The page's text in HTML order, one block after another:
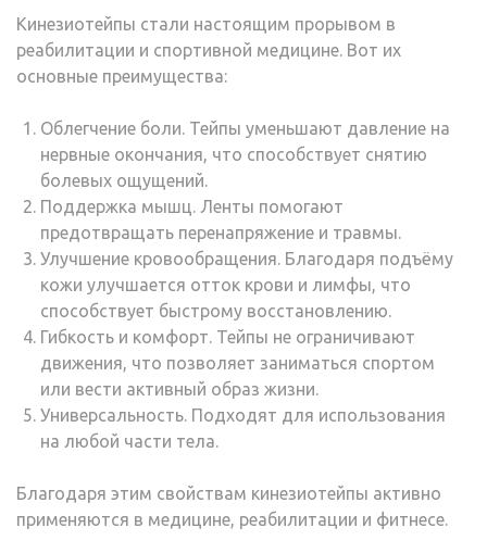
Кинезиотейпы стали настоящим прорывом в
реабилитации и спортивной медицине. Вот их
основные преимущества:
Облегчение боли. Тейпы уменьшают давление на
нервные окончания, что способствует снятию
болевых ощущений.
Поддержка мышц. Ленты помогают
предотвращать перенапряжение и травмы.
Улучшение кровообращения. Благодаря подъёму
кожи улучшается отток крови и лимфы, что
способствует быстрому восстановлению.
Гибкость и комфорт. Тейпы не ограничивают
движения, что позволяет заниматься спортом
или вести активный образ жизни.
Универсальность. Подходят для использования
на любой части тела.
Благодаря этим свойствам кинезиотейпы активно
применяются в медицине, реабилитации и фитнесе.